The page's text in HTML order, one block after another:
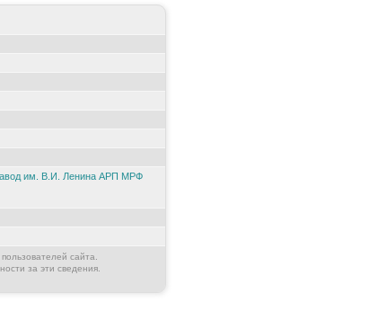
им. В.И. Ленина АРП МРФ
сайта.
за эти сведения.